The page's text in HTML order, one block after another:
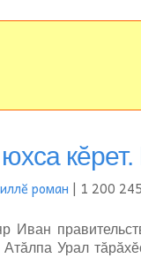
роман | 1 200 245
Иван
Урал